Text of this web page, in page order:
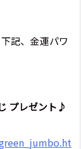
記、金運パワ
プレゼント♪